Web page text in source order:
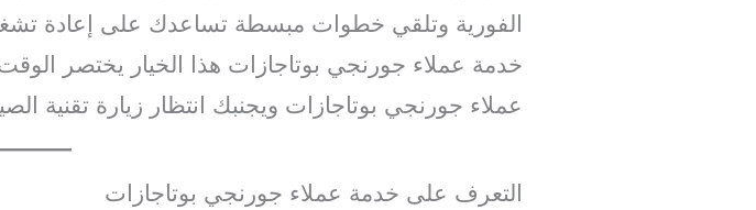
الفورية وتلقي خطوات مبسطة تساعدك على إعادة
خدمة عملاء جورنجي بوتاجازات هذا الخيار يختصر
عملاء جورنجي بوتاجازات ويجنبك انتظار زيارة تقنية
التعرف على خدمة عملاء جورنجي بوتاجازات